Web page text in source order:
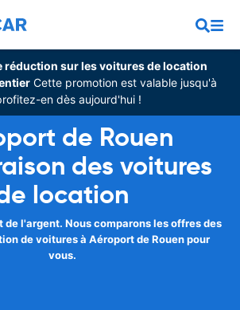
réduction sur les voitures de location
Cette promotion est valable jusqu'à
en dès aujourd'hui !
de Rouen
des voitures
location
de l'argent. Nous comparons les offres des
de voitures à Aéroport de Rouen pour
vous.